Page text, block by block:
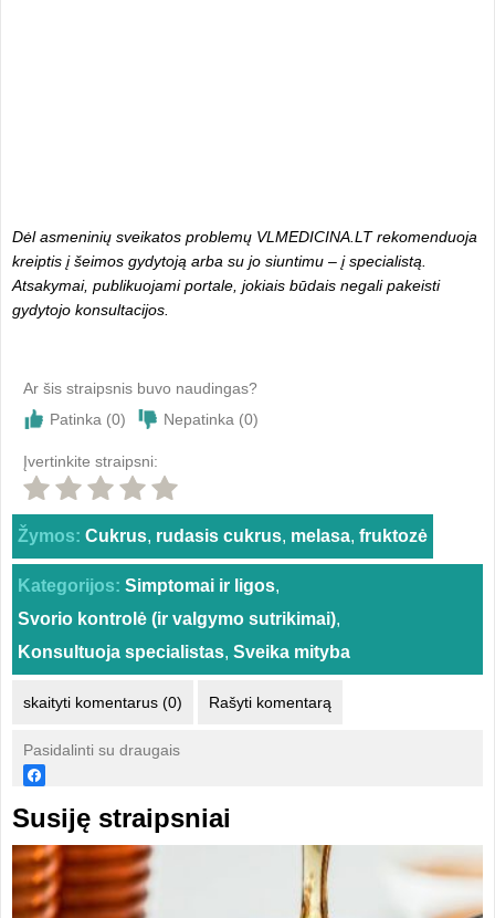
Dėl asmeninių sveikatos problemų VLMEDICINA.LT rekomenduoja
kreiptis į šeimos gydytoją arba su jo siuntimu – į specialistą.
Atsakymai, publikuojami portale, jokiais būdais negali pakeisti
gydytojo konsultacijos.
Ar šis straipsnis buvo naudingas?
Patinka (0) Nepatinka (0)
Įvertinkite straipsni:
Žymos: Cukrus, rudasis cukrus, melasa, fruktozė
Kategorijos: Simptomai ir ligos,
Svorio kontrolė (ir valgymo sutrikimai),
Konsultuoja specialistas, Sveika mityba
skaityti komentarus (0) Rašyti komentarą
Pasidalinti su draugais
Susiję straipsniai